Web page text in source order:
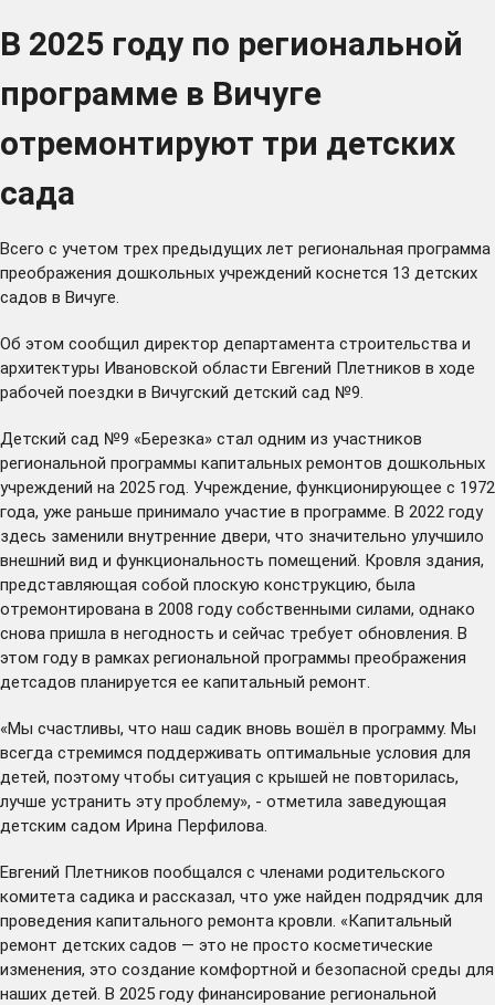
В 2025 году по региональной
программе в Вичуге
отремонтируют три детских
сада
Всего с учетом трех предыдущих лет региональная программа
преображения дошкольных учреждений коснется 13 детских
садов в Вичуге.
Об этом сообщил директор департамента строительства и
архитектуры Ивановской области Евгений Плетников в ходе
рабочей поездки в Вичугский детский сад №9.
Детский сад №9 «Березка» стал одним из участников
региональной программы капитальных ремонтов дошкольных
учреждений на 2025 год. Учреждение, функционирующее с 1972
года, уже раньше принимало участие в программе. В 2022 году
здесь заменили внутренние двери, что значительно улучшило
внешний вид и функциональность помещений. Кровля здания,
представляющая собой плоскую конструкцию, была
отремонтирована в 2008 году собственными силами, однако
снова пришла в негодность и сейчас требует обновления. В
этом году в рамках региональной программы преображения
детсадов планируется ее капитальный ремонт.
«Мы счастливы, что наш садик вновь вошёл в программу. Мы
всегда стремимся поддерживать оптимальные условия для
детей, поэтому чтобы ситуация с крышей не повторилась,
лучше устранить эту проблему», - отметила заведующая
детским садом Ирина Перфилова.
Евгений Плетников пообщался с членами родительского
комитета садика и рассказал, что уже найден подрядчик для
проведения капитального ремонта кровли. «Капитальный
ремонт детских садов — это не просто косметические
изменения, это создание комфортной и безопасной среды для
наших детей. В 2025 году финансирование региональной